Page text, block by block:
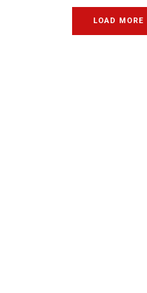
LOAD MORE